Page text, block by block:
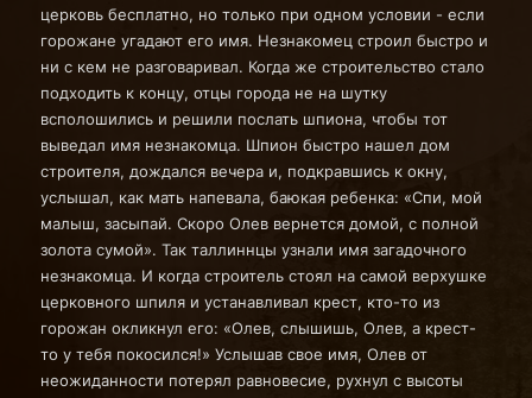
церковь бесплатно, но только при одном условии - если
горожане угадают его имя. Незнакомец строил быстро и
ни с кем не разговаривал. Когда же строительство стало
подходить к концу, отцы города не на шутку
всполошились и решили послать шпиона, чтобы тот
выведал имя незнакомца. Шпион быстро нашел дом
строителя, дождался вечера и, подкравшись к окну,
услышал, как мать напевала, баюкая ребенка: «Спи, мой
малыш, засыпай. Скоро Олев вернется домой, с полной
золота сумой». Так таллиннцы узнали имя загадочного
незнакомца. И когда строитель стоял на самой верхушке
церковного шпиля и устанавливал крест, кто-то из
горожан окликнул его: «Олев, слышишь, Олев, а крест-
то у тебя покосился!» Услышав свое имя, Олев от
неожиданности потерял равновесие, рухнул с высоты